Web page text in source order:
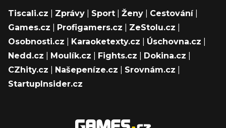
Tiscali.cz Zprávy Sport Ženy Cestování|
Games.cz
Profigamers.cz ZeStolu.cz
Osobnosti.cz
Karaoketexty.cz Úschovna.cz
Nedd.cz
Moulík.cz Fights.cz Dokina.cz
CZhity.cz
Našepeníze.cz Srovnám.cz
StartupInsider.cz